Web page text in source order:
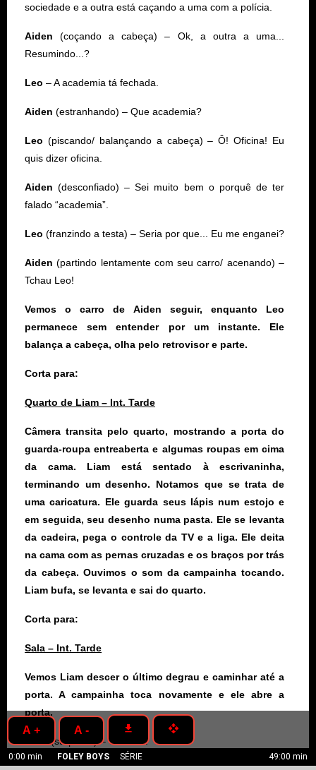
0:00 min FOLEY BOYS SÉRIE 49:00 min
A + A - get_app open_with
sociedade e a outra está caçando a uma com a polícia.
Aiden (coçando a cabeça) – Ok, a outra a uma...
Resumindo...?
Leo – A academia tá fechada.
Aiden (estranhando) – Que academia?
Leo (piscando/ balançando a cabeça) – Ô! Oficina! Eu
quis dizer oficina.
Aiden (desconfiado) – Sei muito bem o porquê de ter
falado “academia”.
Leo (franzindo a testa) – Seria por que... Eu me enganei?
Aiden (partindo lentamente com seu carro/ acenando) –
Tchau Leo!
Vemos o carro de Aiden seguir, enquanto Leo
permanece sem entender por um instante. Ele
balança a cabeça, olha pelo retrovisor e parte.
Corta para:
Quarto de Liam – Int. Tarde
Câmera transita pelo quarto, mostrando a porta do
guarda-roupa entreaberta e algumas roupas em cima
da cama. Liam está sentado à escrivaninha,
terminando um desenho. Notamos que se trata de
uma caricatura. Ele guarda seus lápis num estojo e
em seguida, seu desenho numa pasta. Ele se levanta
da cadeira, pega o controle da TV e a liga. Ele deita
na cama com as pernas cruzadas e os braços por trás
da cabeça. Ouvimos o som da campainha tocando.
Liam bufa, se levanta e sai do quarto.
Corta para:
Sala – Int. Tarde
Vemos Liam descer o último degrau e caminhar até a
porta. A campainha toca novamente e ele abre a
porta.
(surpreso) – Chelsea!